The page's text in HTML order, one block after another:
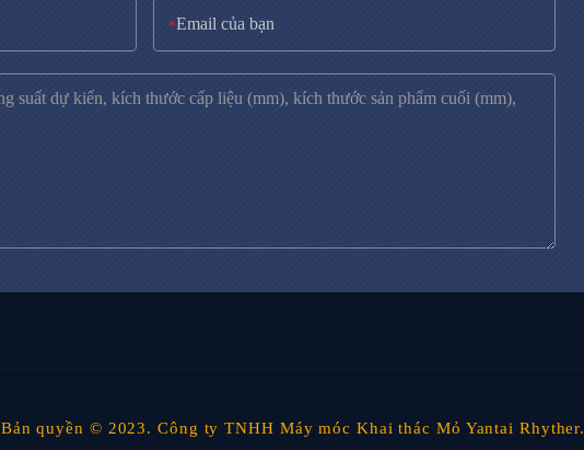
*
Bản quyền © 2023. Công ty TNHH Máy móc Khai thác Mỏ Yantai Rhyther.